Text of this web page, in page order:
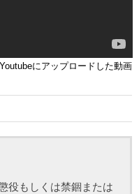
にアップロードした動画
役もしくは禁錮または